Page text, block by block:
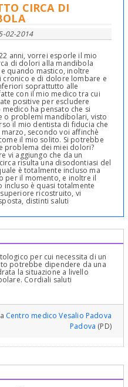
CIRCA DI
02-2014
anni, vorrei esporle il mio
di dolori alla mandibola
quando mastico, inoltre
e di dolore lombare e
soprattutto alle
con il mio medico tra cui
positive per escludere
ha pensato che si
o problemi mandibolari, visto
il mio dentista di fiducia che
secondo voi affinchè
il mio solito. Si potrebbe
problema dei miei dolori?
vi aggiungo che da un
risulta una disodontiasi del
è totalmente incluso ma
per il momento, e inoltre il
incluso è quasi totalmente
ricostruito, vi
distinti saluti
per cui necessita di un
potrebbe dipendere da una
la situazione a livello
Cordiali saluti
Centro medico Vesalio Padova
Padova (PD)